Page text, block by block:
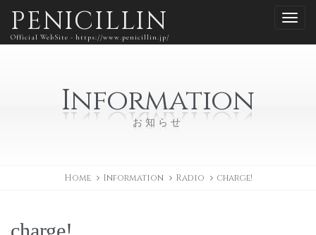
PENICILLIN
Official WebSite - https://www.penicillin.jp/
Information
お知らせ
Home Information Radio charge!